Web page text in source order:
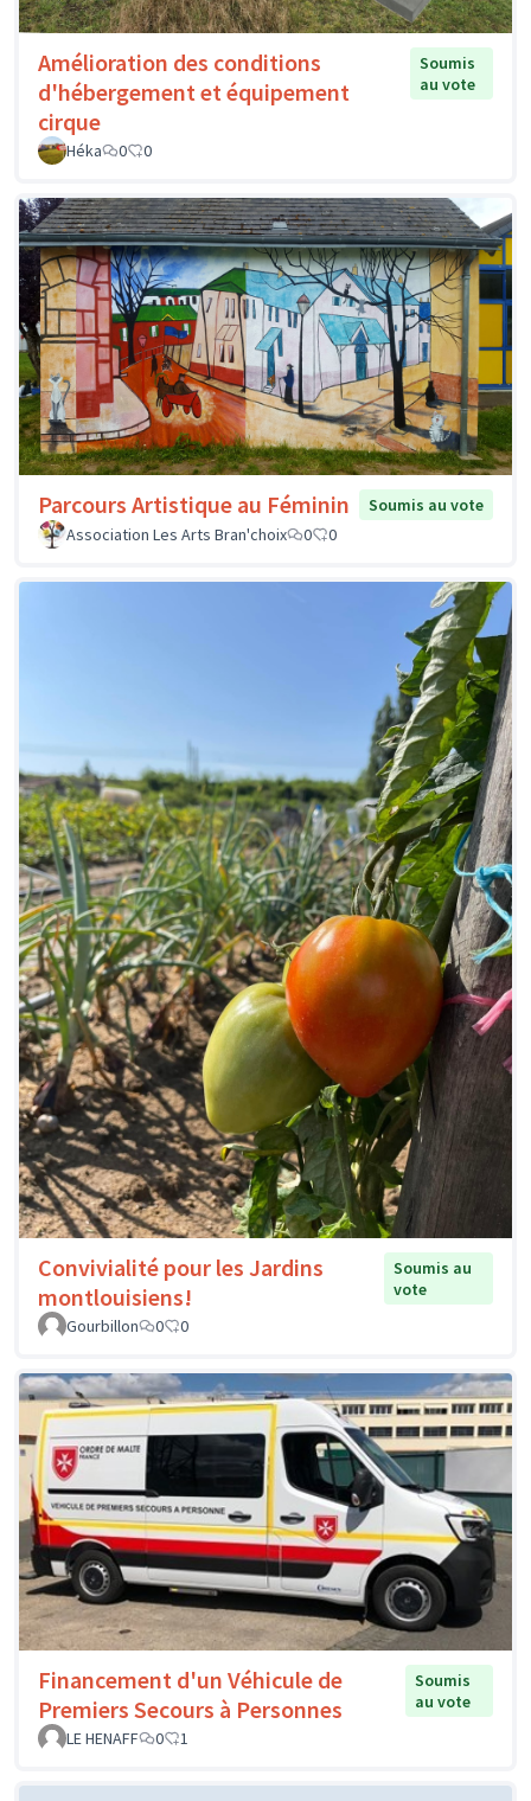
Amélioration des conditions
d'hébergement et équipement
cirque
Soumis
au vote
Héka 0 0
Parcours Artistique au Féminin
Soumis au vote
Association Les Arts Bran'choix
0 0
Convivialité pour les Jardins
montlouisiens!
Soumis au
vote
Gourbillon
0 0
Financement d'un Véhicule de
Premiers Secours à Personnes
Soumis
au vote
LE HENAFF
0 1